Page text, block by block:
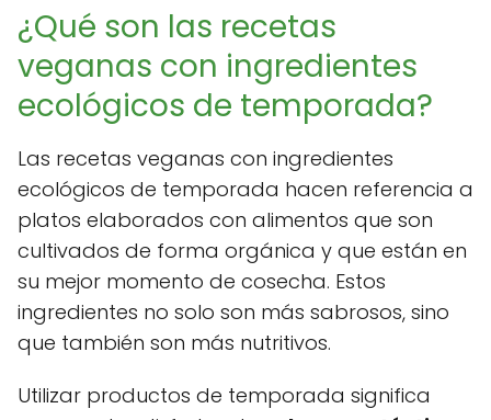
¿Qué son las recetas
veganas con ingredientes
ecológicos de temporada?
Las recetas veganas con ingredientes
ecológicos de temporada hacen referencia a
platos elaborados con alimentos que son
cultivados de forma orgánica y que están en
su mejor momento de cosecha. Estos
ingredientes no solo son más sabrosos, sino
que también son más nutritivos.
Utilizar productos de temporada significa